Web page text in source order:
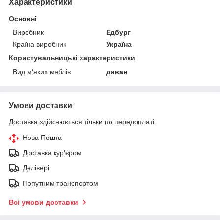
Характеристики
Основні
Виробник
Едбург
Країна виробник
Україна
Користувальницькі характеристики
Вид м'яких меблів
диван
Умови доставки
Доставка здійснюється тільки по передоплаті.
Нова Пошта
Доставка кур'єром
Делівері
Попутним транспортом
Всі умови доставки